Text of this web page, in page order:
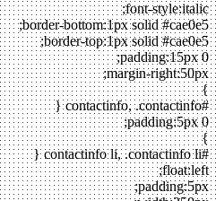
font-style:italic;
border-bottom:1px solid #cae0e5;
border-top:1px solid #cae0e5;
padding:15px 0;
margin-right:50px;
}
#contactinfo, .contactinfo {
padding:5px 0;
}
#contactinfo li, .contactinfo li {
float:left;
padding:5px;